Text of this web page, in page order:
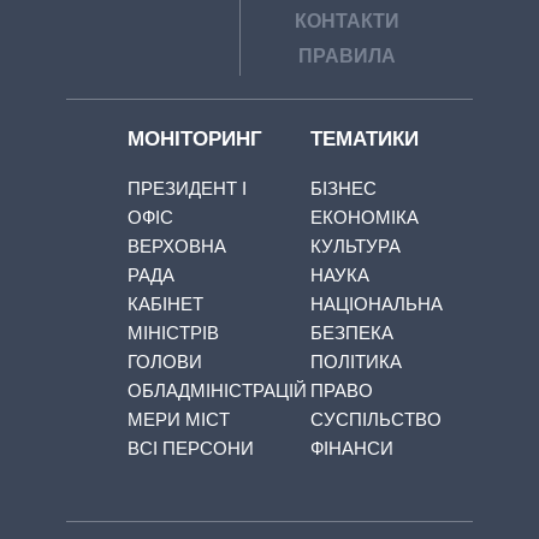
КОНТАКТИ
ПРАВИЛА
МОНІТОРИНГ
ПРЕЗИДЕНТ І
ОФІС
ВЕРХОВНА
РАДА
КАБІНЕТ
МІНІСТРІВ
ГОЛОВИ
ОБЛАДМІНІСТРАЦІЙ
МЕРИ МІСТ
ВСІ ПЕРСОНИ
ТЕМАТИКИ
БІЗНЕС
ЕКОНОМІКА
КУЛЬТУРА
НАУКА
НАЦІОНАЛЬНА
БЕЗПЕКА
ПОЛІТИКА
ПРАВО
СУСПІЛЬСТВО
ФІНАНСИ